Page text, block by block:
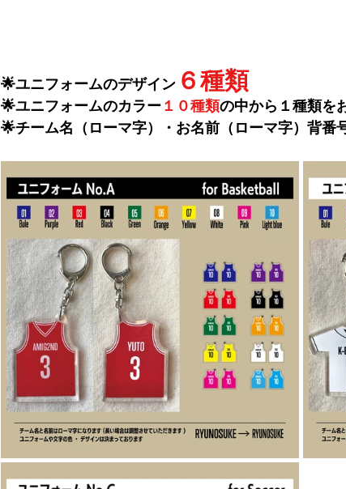
🌟ユニフォームのデザイン ６種類
🌟ユニフォームのカラー １０種類の中から１種類を
🌟チーム名（ローマ字）・お名前（ローマ字）背番